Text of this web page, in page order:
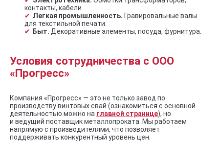
контакты, кабели.
Легкая промышленность. Гравировальные валы
для текстильной печати.
Быт. Декоративные элементы, посуда, фурнитура.
Условия сотрудничества с ООО
«Прогресс»
Компания «Прогресс» — это не только завод по
производству винтовых свай (ознакомиться с основной
деятельностью можно на главной странице), но
и ведущий поставщик металлопроката. Мы работаем
напрямую с производителями, что позволяет
поддерживать конкурентный уровень цен.